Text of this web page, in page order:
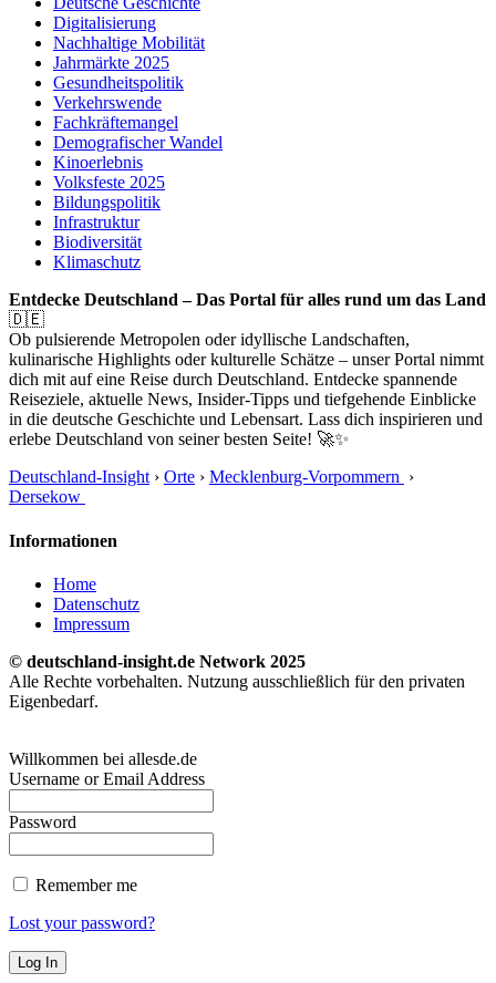
Digitalisierung
Nachhaltige Mobilität
Jahrmärkte 2025
Gesundheitspolitik
Verkehrswende
Fachkräftemangel
Demografischer Wandel
Kinoerlebnis
Volksfeste 2025
Bildungspolitik
Infrastruktur
Biodiversität
Klimaschutz
Entdecke Deutschland – Das Portal für alles rund um das Land
🇩🇪
Ob pulsierende Metropolen oder idyllische Landschaften,
kulinarische Highlights oder kulturelle Schätze – unser Portal nimmt
dich mit auf eine Reise durch Deutschland. Entdecke spannende
Reiseziele, aktuelle News, Insider-Tipps und tiefgehende Einblicke
in die deutsche Geschichte und Lebensart. Lass dich inspirieren und
erlebe Deutschland von seiner besten Seite! 🚀✨
Deutschland-Insight › Orte › Mecklenburg-Vorpommern ›
Dersekow
Informationen
Home
Datenschutz
Impressum
© deutschland-insight.de Network 2025
Alle Rechte vorbehalten. Nutzung ausschließlich für den privaten
Eigenbedarf.
Willkommen bei allesde.de
Username or Email Address
Password
Remember me
Lost your password?